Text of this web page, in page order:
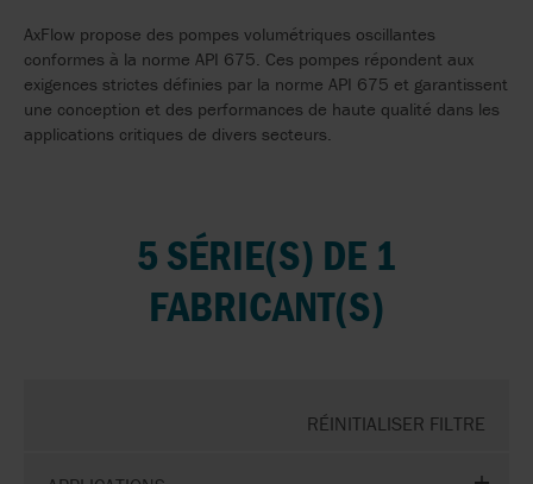
AxFlow propose des pompes volumétriques oscillantes
conformes à la norme API 675. Ces pompes répondent aux
exigences strictes définies par la norme API 675 et garantissent
une conception et des performances de haute qualité dans les
applications critiques de divers secteurs.
5 SÉRIE(S) DE 1
FABRICANT(S)
RÉINITIALISER FILTRE